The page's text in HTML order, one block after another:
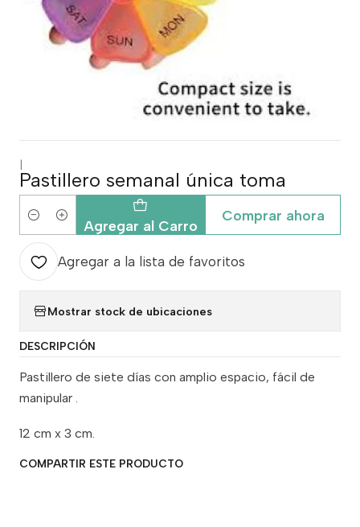
Pastillero semanal única toma
Cantidad Agregar al Carro
Comprar ahora
Agregar a la lista de favoritos
Mostrar stock de ubicaciones
DESCRIPCIÓN
Pastillero de siete días con amplio espacio, fácil de
manipular .
12 cm x 3 cm.
COMPARTIR ESTE PRODUCTO